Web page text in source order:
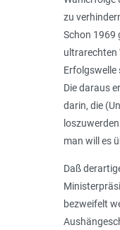
zu
Schon 1969
ultrarechten
Erfolgswelle
Die daraus
darin, die
man will es
Daß
bezweifelt